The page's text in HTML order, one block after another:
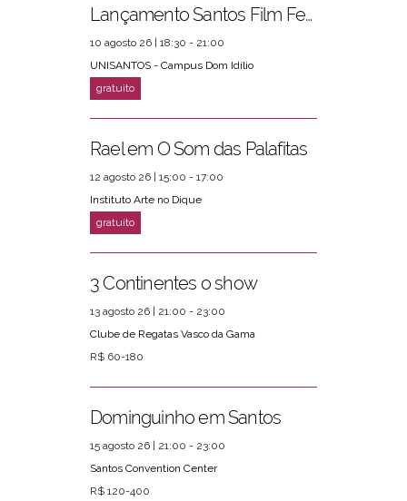
Lançamento Santos Film Fest
10 agosto 26 | 18:30 - 21:00
UNISANTOS - Campus Dom Idílio
Rael em O Som das Palafitas
12 agosto 26 | 15:00 - 17:00
Instituto Arte no Dique
3 Continentes o show
13 agosto 26 | 21:00 - 23:00
Clube de Regatas Vasco da Gama
R$ 60-180
Dominguinho em Santos
15 agosto 26 | 21:00 - 23:00
Santos Convention Center
R$ 120-400